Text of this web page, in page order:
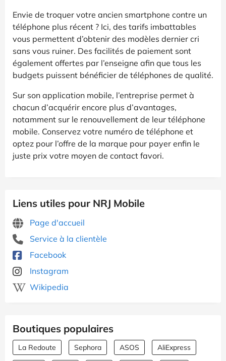
Envie de troquer votre ancien smartphone contre un
téléphone plus récent ? Ici, des tarifs imbattables
vous permettent d’obtenir des modèles dernier cri
sans vous ruiner. Des facilités de paiement sont
également offertes par l’enseigne afin que tous les
budgets puissent bénéficier de téléphones de qualité.
Sur son application mobile, l’entreprise permet à
chacun d’acquérir encore plus d’avantages,
notamment sur le renouvellement de leur téléphone
mobile. Conservez votre numéro de téléphone et
optez pour l’offre de la marque pour payer enfin le
juste prix votre moyen de contact favori.
Liens utiles pour NRJ Mobile
Page d'accueil
Service à la clientèle
Facebook
Instagram
Wikipedia
Boutiques populaires
La Redoute Sephora ASOS AliExpress